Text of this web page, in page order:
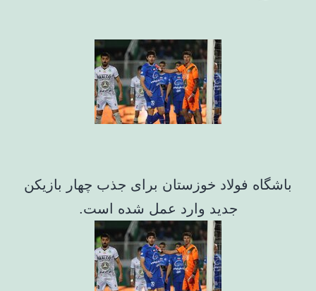
باشگاه فولاد خوزستان برای جذب چهار بازیکن
جدید وارد عمل شده است.